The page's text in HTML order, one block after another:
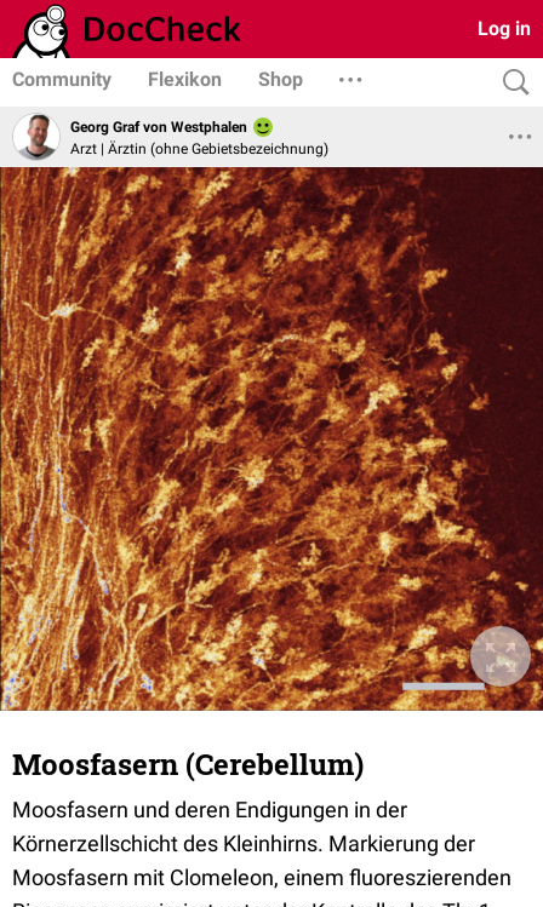
Log in
Community Flexikon Shop
Georg Graf von Westphalen
Arzt | Ärztin (ohne Gebietsbezeichnung)
Moosfasern (Cerebellum)
Moosfasern und deren Endigungen in der
Körnerzellschicht des Kleinhirns. Markierung der
Moosfasern mit Clomeleon, einem fluoreszierenden